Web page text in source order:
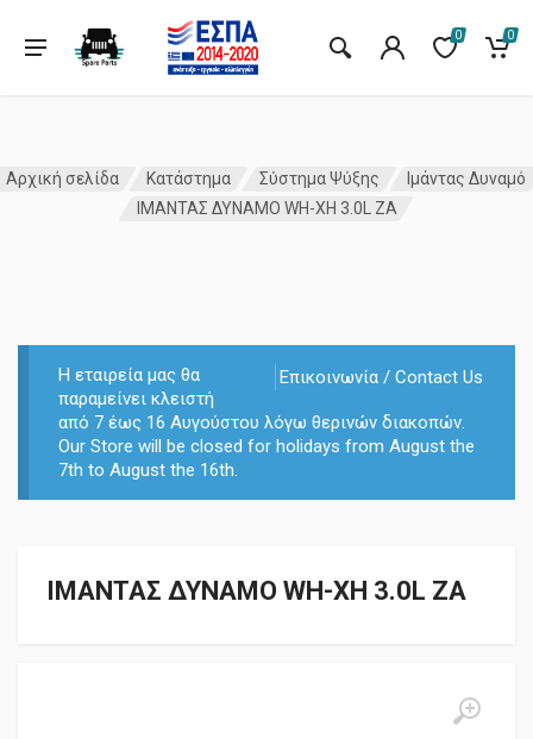
0 0
Αρχική σελίδα Κατάστημα Σύστημα Ψύξης
Ιμάντας Δυναμό
ΙΜΑΝΤΑΣ ΔΥΝΑΜΟ WH-XH 3.0L ZA
Επικοινωνία / Contact Us
Η εταιρεία μας θα
παραμείνει κλειστή
από 7 έως 16 Αυγούστου λόγω θερινών διακοπών.
Our Store will be closed for holidays from August the
7th to August the 16th.
ΙΜΑΝΤΑΣ ΔΥΝΑΜΟ WH-XH 3.0L ZA